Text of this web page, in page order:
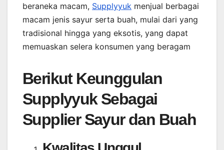
beraneka macam, Supplyyuk menjual berbagai
macam jenis sayur serta buah, mulai dari yang
tradisional hingga yang eksotis, yang dapat
memuaskan selera konsumen yang beragam
Berikut Keunggulan
Supplyyuk Sebagai
Supplier Sayur dan Buah